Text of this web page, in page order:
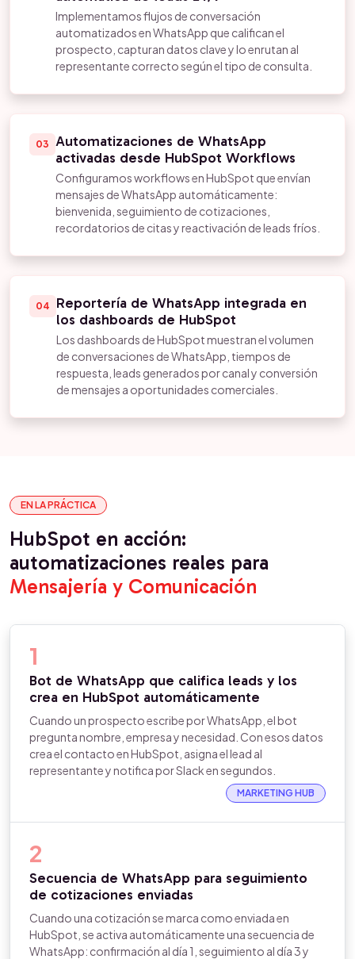
Implementamos flujos de conversación
automatizados en WhatsApp que califican el
prospecto, capturan datos clave y lo enrutan al
representante correcto según el tipo de consulta.
03 Automatizaciones de WhatsApp
activadas desde HubSpot Workflows
Configuramos workflows en HubSpot que envían
mensajes de WhatsApp automáticamente:
bienvenida, seguimiento de cotizaciones,
recordatorios de citas y reactivación de leads fríos.
04
Reportería de WhatsApp integrada en
los dashboards de HubSpot
Los dashboards de HubSpot muestran el volumen
de conversaciones de WhatsApp, tiempos de
respuesta, leads generados por canal y conversión
de mensajes a oportunidades comerciales.
EN LA PRÁCTICA
HubSpot en acción:
automatizaciones reales para
Mensajería y Comunicación
1
Bot de WhatsApp que califica leads y los
crea en HubSpot automáticamente
Cuando un prospecto escribe por WhatsApp, el bot
pregunta nombre, empresa y necesidad. Con esos datos
crea el contacto en HubSpot, asigna el lead al
representante y notifica por Slack en segundos.
MARKETING HUB
2
Secuencia de WhatsApp para seguimiento
de cotizaciones enviadas
Cuando una cotización se marca como enviada en
HubSpot, se activa automáticamente una secuencia de
WhatsApp: confirmación al día 1, seguimiento al día 3 y